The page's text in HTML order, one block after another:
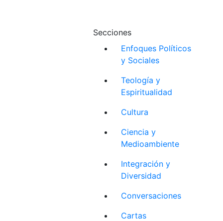
Secciones
Enfoques Políticos
y Sociales
Teología y
Espiritualidad
Cultura
Ciencia y
Medioambiente
Integración y
Diversidad
Conversaciones
Cartas